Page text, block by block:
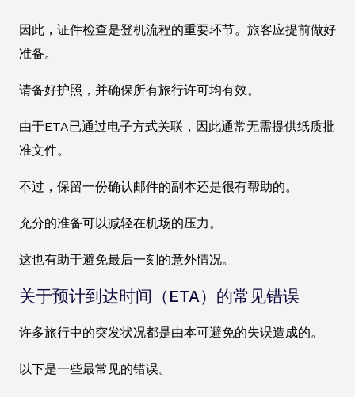
因此，证件检查是登机流程的重要环节。旅客应提前做好
准备。
请备好护照，并确保所有旅行许可均有效。
由于ETA已通过电子方式关联，因此通常无需提供纸质批
准文件。
不过，保留一份确认邮件的副本还是很有帮助的。
充分的准备可以减轻在机场的压力。
这也有助于避免最后一刻的意外情况。
关于预计到达时间（ETA）的常见错误
许多旅行中的突发状况都是由本可避免的失误造成的。
以下是一些最常见的错误。